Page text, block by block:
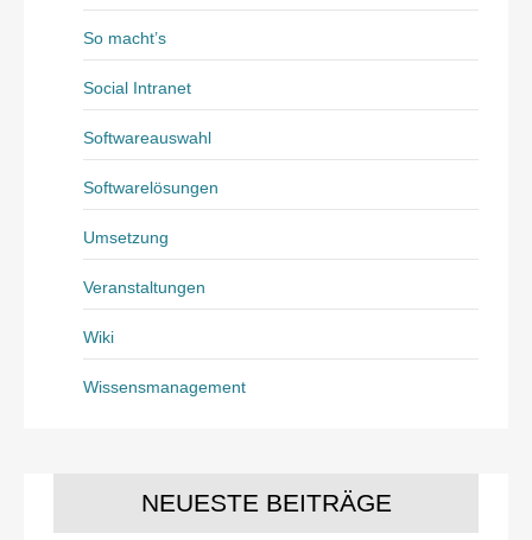
So macht’s
Social Intranet
Softwareauswahl
Softwarelösungen
Umsetzung
Veranstaltungen
Wiki
Wissensmanagement
NEUESTE BEITRÄGE